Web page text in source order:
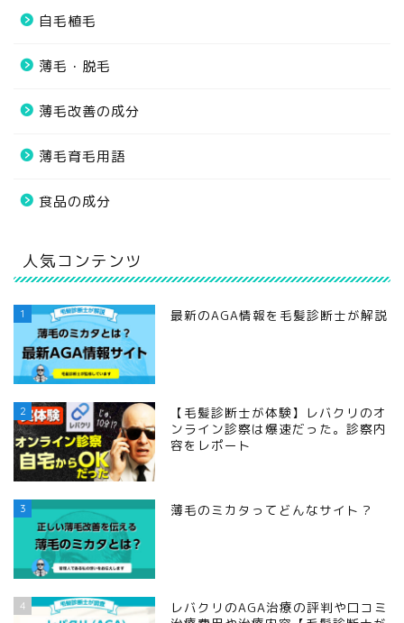
自毛植毛
薄毛・脱毛
薄毛改善の成分
薄毛育毛用語
食品の成分
人気コンテンツ
1 最新のAGA情報を毛髪診断士が解説
2
【毛髪診断士が体験】レバクリのオ
ンライン診察は爆速だった。診察内
容をレポート
3 薄毛のミカタってどんなサイト？
4
レバクリのAGA治療の評判や口コミ